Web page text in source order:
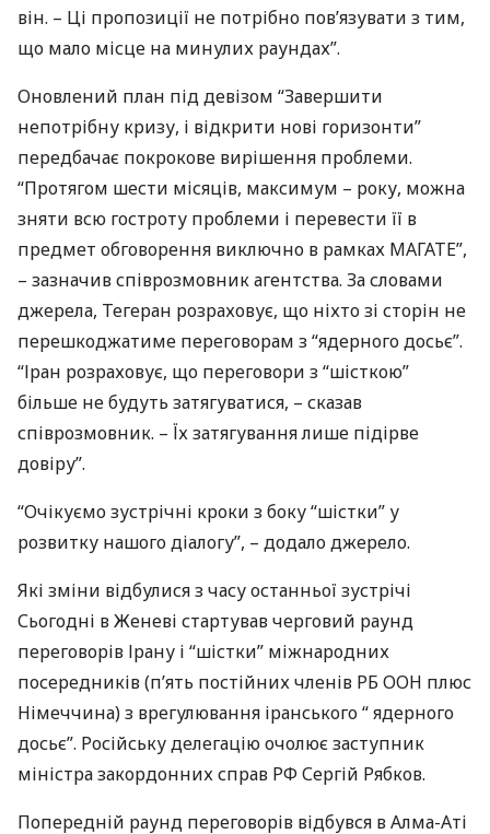
він. – Ці пропозиції не потрібно пов’язувати з тим,
що мало місце на минулих раундах”.
Оновлений план під девізом “Завершити
непотрібну кризу, і відкрити нові горизонти”
передбачає покрокове вирішення проблеми.
“Протягом шести місяців, максимум – року, можна
зняти всю гостроту проблеми і перевести її в
предмет обговорення виключно в рамках МАГАТЕ”,
– зазначив співрозмовник агентства. За словами
джерела, Тегеран розраховує, що ніхто зі сторін не
перешкоджатиме переговорам з “ядерного досьє”.
“Іран розраховує, що переговори з “шісткою”
більше не будуть затягуватися, – сказав
співрозмовник. – Їх затягування лише підірве
довіру”.
“Очікуємо зустрічні кроки з боку “шістки” у
розвитку нашого діалогу”, – додало джерело.
Які зміни відбулися з часу останньої зустрічі
Сьогодні в Женеві стартував черговий раунд
переговорів Ірану і “шістки” міжнародних
посередників (п’ять постійних членів РБООН плюс
Німеччина) з врегулювання іранського “ ядерного
досьє”. Російську делегацію очолює заступник
міністра закордонних справ РФ Сергій Рябков.
Попередній раунд переговорів відбувся в Алма-Аті